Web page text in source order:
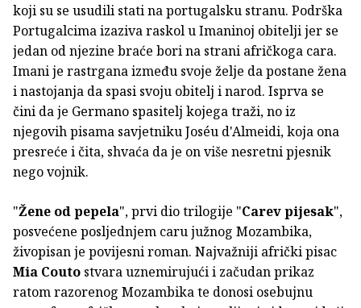
koji su se usudili stati na portugalsku stranu. Podrška
Portugalcima izaziva raskol u Imaninoj obitelji jer se
jedan od njezine braće bori na strani afričkoga cara.
Imani je rastrgana između svoje želje da postane žena
i nastojanja da spasi svoju obitelj i narod. Isprva se
čini da je Germano spasitelj kojega traži, no iz
njegovih pisama savjetniku Joséu d'Almeidi, koja ona
presreće i čita, shvaća da je on više nesretni pjesnik
nego vojnik.
"Žene od pepela", prvi dio trilogije "Carev pijesak",
posvećene posljednjem caru južnog Mozambika,
živopisan je povijesni roman. Najvažniji afrički pisac
Mia Couto stvara uznemirujući i začudan prikaz
ratom razorenog Mozambika te donosi osebujnu